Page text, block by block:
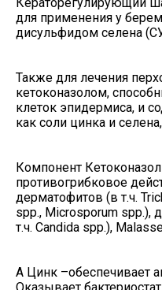
для применения у
дисульфидом селена
Также для лечения
кетоконазолом,
клеток эпидермиса, и
как соли цинка и
Компонент
противогрибковое
дерматофитов (в т.ч.
spp., Microsporum
т.ч. Candida spp.),
А Цинк –обеспечивает